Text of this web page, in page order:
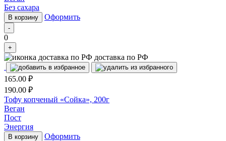
Без сахара
В корзину Оформить
-
0
+
доставка по РФ
165.00 ₽
190.00 ₽
Тофу копченый «Сойка», 200г
Веган
Пост
Энергия
В корзину Оформить